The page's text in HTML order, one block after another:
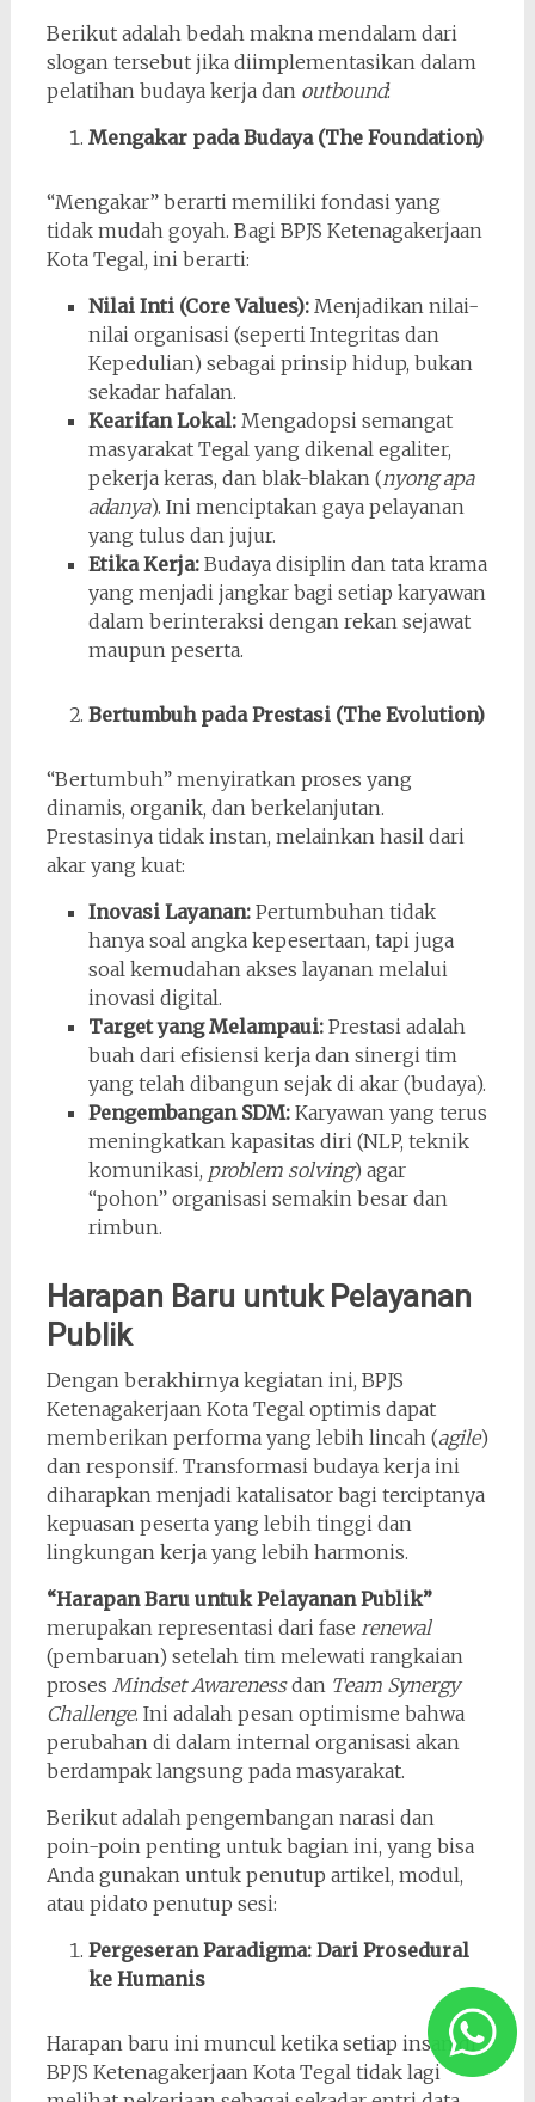
Berikut adalah bedah makna mendalam dari
slogan tersebut jika diimplementasikan dalam
pelatihan budaya kerja dan outbound:
Mengakar pada Budaya (The Foundation)
“Mengakar” berarti memiliki fondasi yang
tidak mudah goyah. Bagi BPJS Ketenagakerjaan
Kota Tegal, ini berarti:
Nilai Inti (Core Values):Menjadikan nilai-
nilai organisasi (seperti Integritas dan
Kepedulian) sebagai prinsip hidup, bukan
sekadar hafalan.
Kearifan Lokal:Mengadopsi semangat
masyarakat Tegal yang dikenal egaliter,
pekerja keras, dan blak-blakan (nyong apa
adanya). Ini menciptakan gaya pelayanan
yang tulus dan jujur.
Etika Kerja:Budaya disiplin dan tata krama
yang menjadi jangkar bagi setiap karyawan
dalam berinteraksi dengan rekan sejawat
maupun peserta.
Bertumbuh pada Prestasi (The Evolution)
“Bertumbuh” menyiratkan proses yang
dinamis, organik, dan berkelanjutan.
Prestasinya tidak instan, melainkan hasil dari
akar yang kuat:
Inovasi Layanan:Pertumbuhan tidak
hanya soal angka kepesertaan, tapi juga
soal kemudahan akses layanan melalui
inovasi digital.
Target yang Melampaui:Prestasi adalah
buah dari efisiensi kerja dan sinergi tim
yang telah dibangun sejak di akar (budaya).
Pengembangan SDM:Karyawan yang terus
meningkatkan kapasitas diri (NLP, teknik
komunikasi, problem solving) agar
“pohon” organisasi semakin besar dan
rimbun.
Harapan Baru untuk Pelayanan
Publik
Dengan berakhirnya kegiatan ini, BPJS
Ketenagakerjaan Kota Tegal optimis dapat
memberikan performa yang lebih lincah (agile)
dan responsif. Transformasi budaya kerja ini
diharapkan menjadi katalisator bagi terciptanya
kepuasan peserta yang lebih tinggi dan
lingkungan kerja yang lebih harmonis.
“Harapan Baru untuk Pelayanan Publik”
merupakan representasi dari fase renewal
(pembaruan) setelah tim melewati rangkaian
proses Mindset Awarenessdan Team Synergy
Challenge. Ini adalah pesan optimisme bahwa
perubahan di dalam internal organisasi akan
berdampak langsung pada masyarakat.
Berikut adalah pengembangan narasi dan
poin-poin penting untuk bagian ini, yang bisa
Anda gunakan untuk penutup artikel, modul,
atau pidato penutup sesi:
Pergeseran Paradigma: Dari Prosedural
ke Humanis
Harapan baru ini muncul ketika setiap insan di
BPJS Ketenagakerjaan Kota Tegal tidak lagi